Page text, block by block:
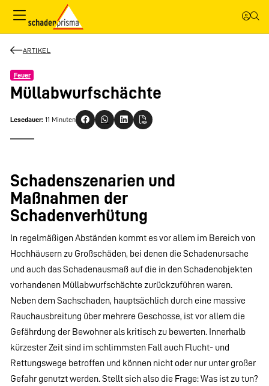
ARTIKEL
Feuer
Müllabwurfschächte
Lesedauer: 11 Minuten
Schadenszenarien und
Maßnahmen der
Schadenverhütung
In regelmäßigen Abständen kommt es vor allem im Bereich von
Hochhäusern zu Großschäden, bei denen die Schadenursache
und auch das Schadenausmaß auf die in den Schadenobjekten
vorhandenen Müllabwurfschächte zurückzuführen waren.
Neben dem Sachschaden, hauptsächlich durch eine massive
Rauchausbreitung über mehrere Geschosse, ist vor allem die
Gefährdung der Bewohner als kritisch zu bewerten. Innerhalb
kürzester Zeit sind im schlimmsten Fall auch Flucht- und
Rettungswege betroffen und können nicht oder nur unter großer
Gefahr genutzt werden. Stellt sich also die Frage: Was ist zu tun?